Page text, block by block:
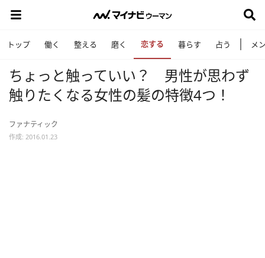
トップ 働く 整える 磨く 恋する 暮らす 占う メ
ちょっと触っていい？ 男性が思わず
触りたくなる女性の髪の特徴4つ！
ファナティック
作成: 2016.01.23